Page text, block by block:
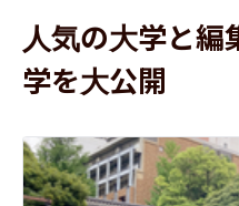
人気の大学と
学を大公開